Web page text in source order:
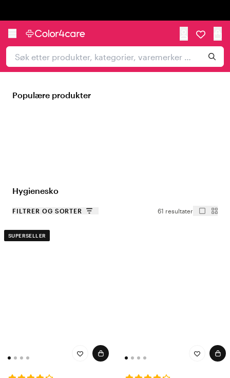
Populære produkter
Hygienesko
FILTRER OG SORTER 61 resultater
SUPERSELLER